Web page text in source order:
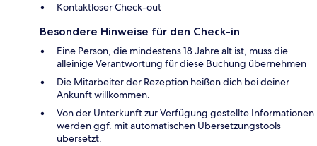
Kontaktloser Check-out
Besondere Hinweise für den Check-in
Eine Person, die mindestens 18 Jahre alt ist, muss die
alleinige Verantwortung für diese Buchung übernehmen
Die Mitarbeiter der Rezeption heißen dich bei deiner
Ankunft willkommen.
Von der Unterkunft zur Verfügung gestellte Informationen
werden ggf. mit automatischen Übersetzungstools
übersetzt.